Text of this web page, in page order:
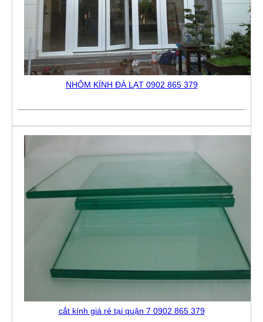
NHÔM KÍNH ĐÀ LẠT 0902 865 379
cắt kính giá rẻ tại quận 7 0902 865 379